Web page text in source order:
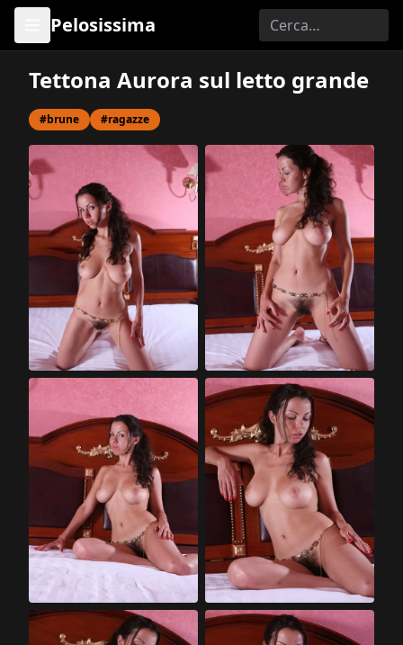
Pelosissima
Tettona Aurora sul letto grande
#brune #ragazze